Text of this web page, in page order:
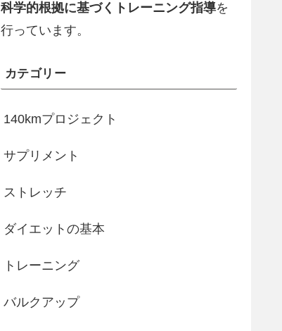
科学的根拠に基づくトレーニング指導を
行っています。
カテゴリー
140kmプロジェクト
サプリメント
ストレッチ
ダイエットの基本
トレーニング
バルクアップ